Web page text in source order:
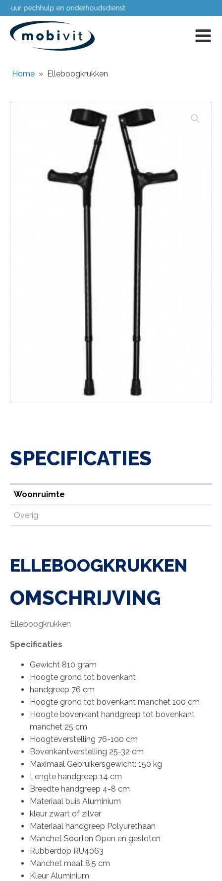
Passing aan huis
Home » Elleboogkrukken
SPECIFICATIES
Woonruimte
Overig
ELLEBOOGKRUKKEN
OMSCHRIJVING
Elleboogkrukken
Specificaties
Gewicht 810 gram
Hoogte grond tot bovenkant
handgreep 76 cm
Hoogte grond tot bovenkant manchet 100 cm
Hoogte bovenkant handgreep tot bovenkant
manchet 25 cm
Hoogteverstelling 76-100 cm
Bovenkantverstelling 25-32 cm
Maximaal Gebruikersgewicht: 150 kg
Lengte handgreep 14 cm
Breedte handgreep 4-8 cm
Materiaal buis Aluminium
kleur zwart of zilver
Materiaal handgreep Polyurethaan
Manchet Soorten Open en gesloten
Rubberdop RU4063
Manchet maat 8,5 cm
Kleur Aluminium